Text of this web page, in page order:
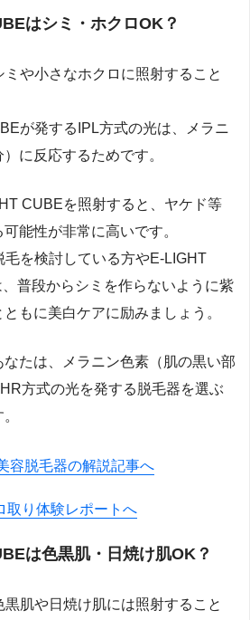
はシミ・ホクロOK？
や小さなホクロに照射すること
が発するIPL方式の光は、メラニ
に反応するためです。
CUBEを照射すると、ヤケド等
能性が非常に高いです。
毛を検討している方やE-LIGHT
普段からシミを作らないように紫
もに美白ケアに励みましょう。
たは、メラニン色素（肌の黒い部
方式の光を発する脱毛器を選ぶ
容脱毛器の解説記事へ
取り体験レポートへ
は色黒肌・日焼け肌OK？
肌や日焼け肌には照射すること